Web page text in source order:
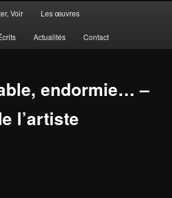
Voir Les œuvres
Actualités Contact
endormie… –
l’artiste